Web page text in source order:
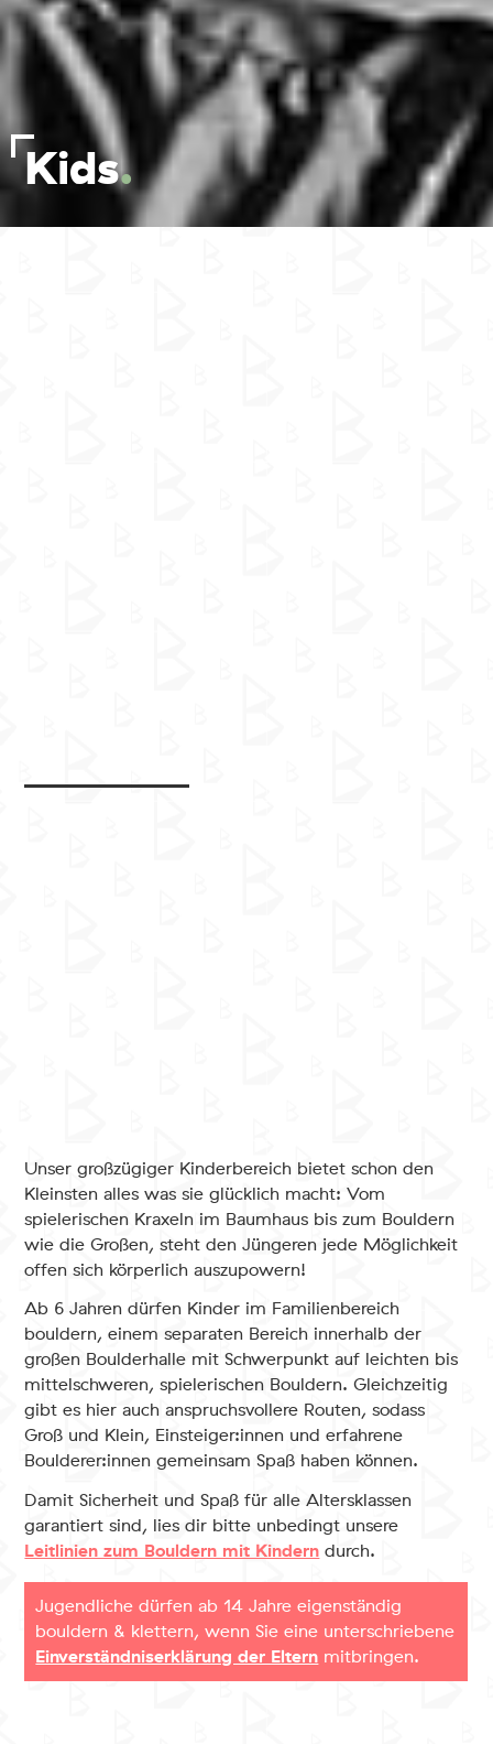
Kids.
Unser großzügiger Kinderbereich bietet schon den
Kleinsten alles was sie glücklich macht: Vom
spielerischen Kraxeln im Baumhaus bis zum Bouldern
wie die Großen, steht den Jüngeren jede Möglichkeit
offen sich körperlich auszupowern!
Ab 6 Jahren dürfen Kinder im Familienbereich
bouldern, einem separaten Bereich innerhalb der
großen Boulderhalle mit Schwerpunkt auf leichten bis
mittelschweren, spielerischen Bouldern. Gleichzeitig
gibt es hier auch anspruchsvollere Routen, sodass
Groß und Klein, Einsteiger:innen und erfahrene
Boulderer:innen gemeinsam Spaß haben können.
Damit Sicherheit und Spaß für alle Altersklassen
garantiert sind, lies dir bitte unbedingt unsere
Leitlinien zum Bouldern mit Kindern durch.
Jugendliche dürfen ab 14 Jahre eigenständig
bouldern & klettern, wenn Sie eine unterschriebene
Einverständniserklärung der Eltern mitbringen.